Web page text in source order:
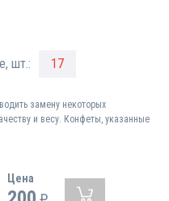
шт.:
17
замену некоторых
и весу. Конфеты, указанные
Цена